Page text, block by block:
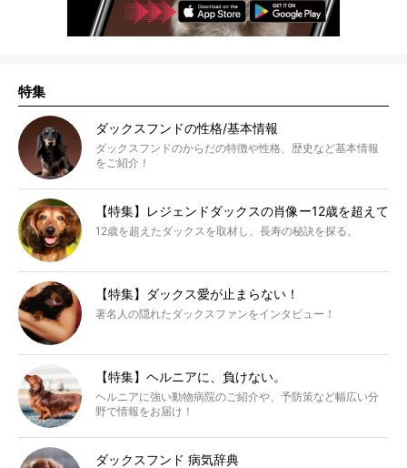
特集
ダックスフンドの性格/基本情報
ダックスフンドのからだの特徴や性格、歴史など基本情報
をご紹介！
【特集】レジェンドダックスの肖像ー12歳を超えて
12歳を超えたダックスを取材し、長寿の秘訣を探る。
【特集】ダックス愛が止まらない！
著名人の隠れたダックスファンをインタビュー！
【特集】ヘルニアに、負けない。
ヘルニアに強い動物病院のご紹介や、予防策など幅広い分
野で情報をお届け！
ダックスフンド 病気辞典